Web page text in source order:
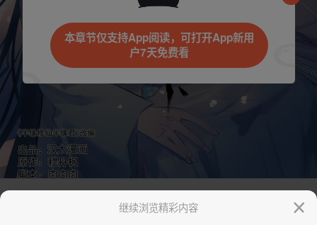
腾漫App免费看
继续浏览精彩内容
本章节仅支持App阅读，可打开App新用
户7天免费看
是否前往腾漫App继续阅读
立即前往